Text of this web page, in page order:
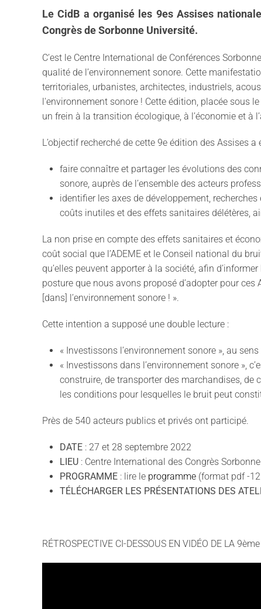
Le CidB a organisé les 9es Assises
Congrès de Sorbonne Université.
C’est le Centre International de Conférences
qualité de l’environnement sonore. Cette
territoriales, urbanistes, architectes, industriels,
l'environnement sonore ! Cette édition, placée sous
un frein à la transition écologique, à l’économie et à
L’objectif recherché de cette 9e édition des Assises a
faire connaître et partager les évolutions des
sonore, auprès de l’ensemble des acteurs
identifier les axes de développement,
coûts inutiles et des effets sanitaires délétères,
La non prise en compte des effets sanitaires et
coût social que l’ADEME et le Conseil national du
qu’elles peuvent apporter à la société, afin
posture que nous avons proposé d’adopter pour
[dans] l’environnement sonore ! ».
Cette intention a supposé une double lecture :
« Investissons l’environnement sonore », au
« Investissons dans l’environnement sonore »,
construire, de transporter des marchandises, de
les conditions pour lesquelles le bruit peut
Près de 540 acteurs publics et privés ont participé.
DATE : 27 et 28 septembre 2022
LIEU : Centre International des Congrès
PROGRAMME : lire le programme (format pdf -
TÉLÉCHARGER LES PRÉSENTATIONS DES
RÉTROSPECTIVE CI-DESSOUS EN VIDÉO DE LA